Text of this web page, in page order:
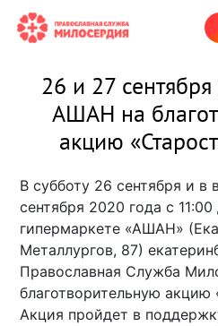
26 и 27
АШАН на
акцию
В субботу 26 сентября и в
сентября 2020 года с
гипермаркете «АШАН»
Металлургов, 87)
Православная Служба
благотворительную акцию
Акция пройдет в